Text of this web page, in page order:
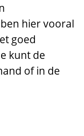
hier vooral
goed
kunt de
of in de